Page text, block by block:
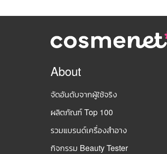
About
จัดอันดับจากผู้ใช้จริง
ผลิตภัณฑ์ Top 100
รวมแบรนด์เครื่องสำอาง
กิจกรรม Beauty Tester